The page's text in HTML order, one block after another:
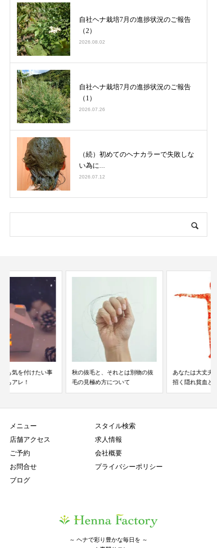
自社ヘナ栽培7月の進捗状況のご報告
（2）
2026.08.02
自社ヘナ栽培7月の進捗状況のご報告
（1）
2026.07.26
（続）初めてのヘナカラーで失敗しな
い為に...
2026.07.12
秋の抜毛と、それとは別物の抜
毛の見極め方について
あなたは大丈夫？髪トラブルを
招く隠れ貧血と血管の老...
メニュー
店舗アクセス
ご予約
お問合せ
ブログ
スタイル検索
求人情報
会社概要
プライバシーポリシー
～ ヘナで彩り豊かな毎日を ～